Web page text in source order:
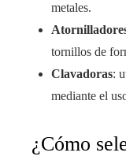
metales.
tornillos de
Clavadoras:
mediante el
¿Cómo